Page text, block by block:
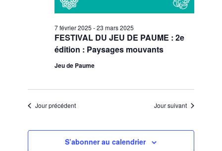
FESTIVAL DU JEU DE PAUME : 2e
édition : Paysages mouvants
7 février 2025 -23 mars 2025
Jeu de Paume
Jour précédent Jour suivant
S’abonner au calendrier